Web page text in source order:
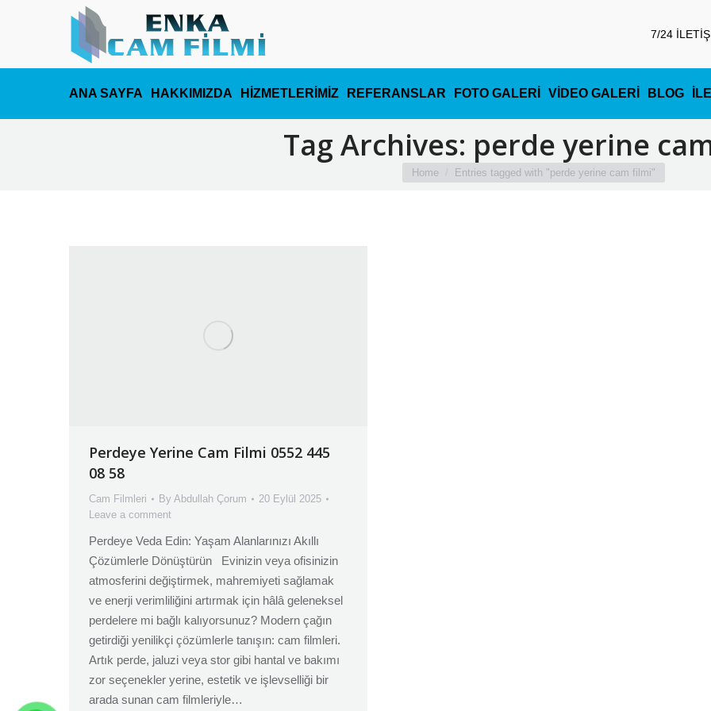
7/24
ANA SAYFA HAKKIMIZDA HİZMETLERİMİZ REFERANSLAR FOTO GALERİ VİDEO GALERİ BLOG
Tag Archives: perde yerine
You are here:
Home Entries tagged with "perde yerine cam filmi"
Perdeye Yerine Cam Filmi 0552 445
08 58
Cam Filmleri By Abdullah Çorum
20 Eylül 2025
Leave a comment
Perdeye Veda Edin: Yaşam Alanlarınızı Akıllı
Çözümlerle Dönüştürün Evinizin veya ofisinizin
atmosferini değiştirmek, mahremiyeti sağlamak
ve enerji verimliliğini artırmak için hâlâ geleneksel
perdelere mi bağlı kalıyorsunuz? Modern çağın
getirdiği yenilikçi çözümlerle tanışın: cam filmleri.
Artık perde, jaluzi veya stor gibi hantal ve bakımı
zor seçenekler yerine, estetik ve işlevselliği bir
arada sunan cam filmleriyle…